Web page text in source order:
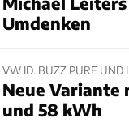
Umdenken
VW ID. BUZZ PURE UND
Neue Variante
und 58 kWh